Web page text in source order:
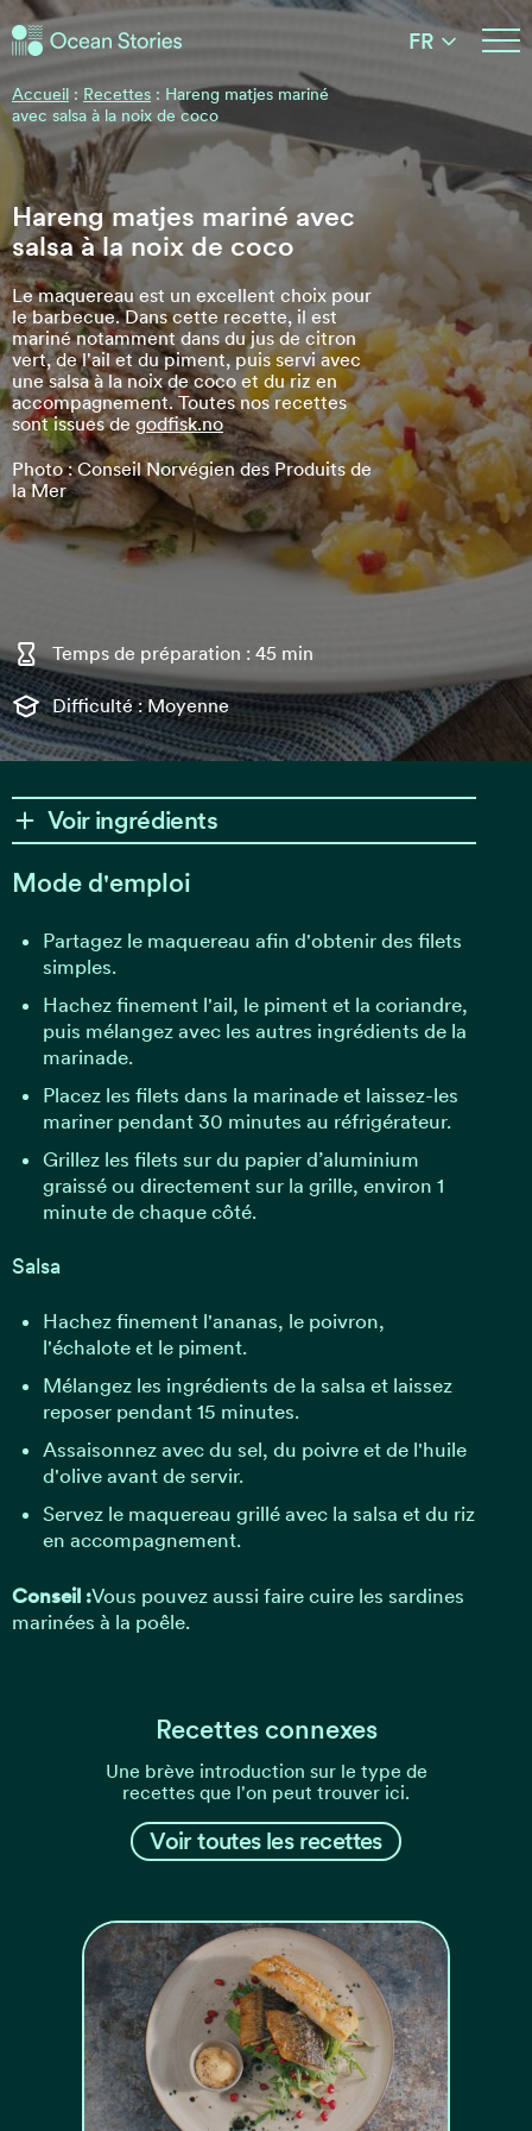
Histoires de l'Océan
FR
Accueil : Recettes : Hareng matjes mariné
avec salsa à la noix de coco
Hareng matjes mariné avec
salsa à la noix de coco
Le maquereau est un excellent choix pour
le barbecue. Dans cette recette, il est
mariné notamment dans du jus de citron
vert, de l'ail et du piment, puis servi avec
une salsa à la noix de coco et du riz en
accompagnement. Toutes nos recettes
sont issues degodfisk.no
Photo : Conseil Norvégien des Produits de
la Mer
Temps de préparation : 45 min
Difficulté : Moyenne
Voir ingrédients
Mode d'emploi
Partagez le maquereau afin d'obtenir des filets
simples.
Hachez finement l'ail, le piment et la coriandre,
puis mélangez avec les autres ingrédients de la
marinade.
Placez les filets dans la marinade et laissez-les
mariner pendant 30 minutes au réfrigérateur.
Grillez les filets sur du papier d’aluminium
graissé ou directement sur la grille, environ 1
minute de chaque côté.
Salsa
Hachez finement l'ananas, le poivron,
l'échalote et le piment.
Mélangez les ingrédients de la salsa et laissez
reposer pendant 15 minutes.
Assaisonnez avec du sel, du poivre et de l'huile
d'olive avant de servir.
Servez le maquereau grillé avec la salsa et du riz
en accompagnement.
Conseil :Vous pouvez aussi faire cuire les sardines
marinées à la poêle.
Recettes connexes
Une brève introduction sur le type de
recettes que l'on peut trouver ici.
Voir toutes les recettes